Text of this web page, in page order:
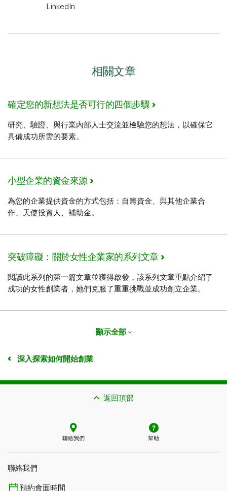
LinkedIn
相關文章
確定您的新想法是否可行的四個步驟
研究、驗證、與行業內部人士交流並檢驗您的想法，以確保它
具備成功所需的要素。
小型企業的資金來源
為您的企業提供資金的方式包括：自籌資金、與其他企業合
作、天使投資人、補助金。
突破障礙：關於女性企業家的系列文章
閱讀此系列的第一篇文章並獲得啟發，該系列文章重點介紹了
成功的女性創業者，她們克服了重重挑戰並成功創立企業。
顯示全部
深入探索如何開始創業
返回頂部
聯絡我們 幫助
聯絡我們
預約會面時間